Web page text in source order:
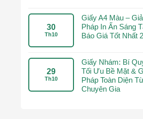
30
Th10
Giấy A4 Màu –
Pháp In Ấn Sáng
Báo Giá Tốt Nhất
29
Th10
Giấy Nhám: Bí
Tối Ưu Bề Mặt &
Pháp Toàn Diện
Chuyên Gia